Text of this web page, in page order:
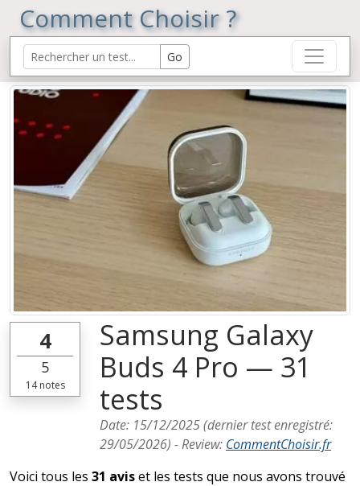
Comment Choisir ?
4
5
14notes
Samsung Galaxy
Buds 4 Pro — 31
tests
Date: 15/12/2025(dernier test enregistré:
29/05/2026) -Review: CommentChoisir.fr
Voici tous les 31 aviset les tests que nous avons trouvé